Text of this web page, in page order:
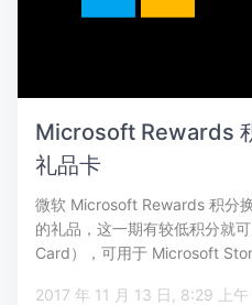
Microsoft Rewards
礼品卡
微软 Microsoft Rewards 积分
的礼品，这一期有较低积分就
Card），可用于 Microsoft
2017 年 11 月 13 日, 8:29 上午